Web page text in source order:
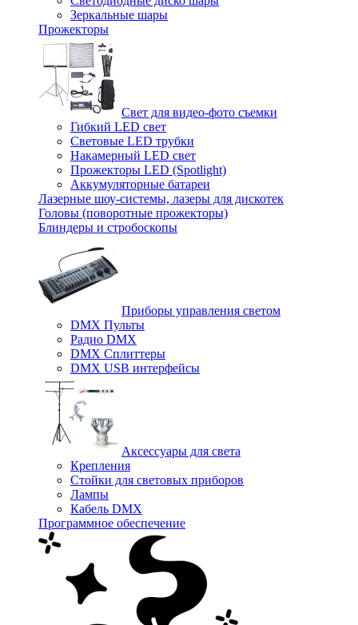
Зеркальные шары
Прожекторы
Свет для видео-фото съемки
Гибкий LED свет
Световые LED трубки
Накамерный LED свет
Прожекторы LED (Spotlight)
Аккумуляторные батареи
Лазерные шоу-системы, лазеры для дискотек
Головы (поворотные прожекторы)
Блиндеры и стробоскопы
Приборы управления светом
DMX Пульты
Радио DMX
DMX Сплиттеры
DMX USB интерфейсы
Аксессуары для света
Крепления
Стойки для световых приборов
Лампы
Кабель DMX
Программное обеспечение